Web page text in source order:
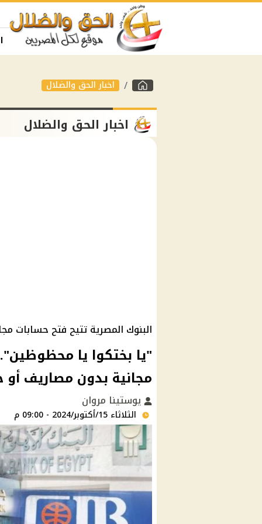
اخبار الحق والضلال
اخبار الحق والضلال
البنوك المصرية تتيح فتح حسابات
"يا بختكوا يا
مجانية بدون مصاريف أو
يوستينا مروان
الثلاثاء 15/أكتوبر/2024 - 09:00 م